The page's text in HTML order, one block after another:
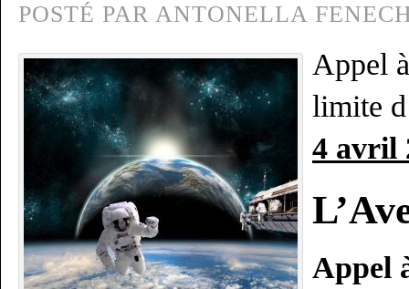
POSTÉ PAR ANTONELLA
Appel
limite
4 avril
Appel